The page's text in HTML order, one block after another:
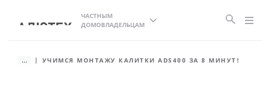
ЧАСТНЫМ
ДОМОВЛАДЕЛЬЦАМ
... УЧИМСЯ МОНТАЖУ КАЛИТКИ ADS400 ЗА 8 МИНУТ!